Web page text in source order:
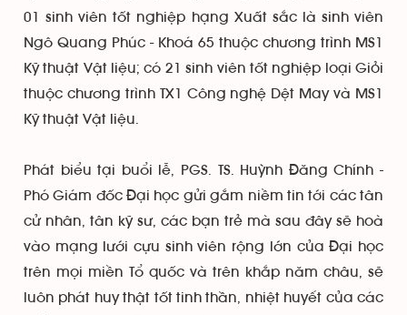
01 sinh viên tốt nghiệp hạng Xuất sắc là sinh viên
Ngô Quang Phúc - Khoá 65 thuộc chương trình MS1
Kỹ thuật Vật liệu; có 21 sinh viên tốt nghiệp loại Giỏi
thuộc chương trình TX1 Công nghệ Dệt May và MS1
Kỹ thuật Vật liệu.
Phát biểu tại buổi lễ, PGS. TS. Huỳnh Đăng Chính -
Phó Giám đốc Đại học gửi gắm niềm tin tới các tân
cử nhân, tân kỹ sư, các bạn trẻ mà sau đây sẽ hoà
vào mạng lưới cựu sinh viên rộng lớn của Đại học
trên mọi miền Tổ quốc và trên khắp năm châu, sẽ
luôn phát huy thật tốt tinh thần, nhiệt huyết của các